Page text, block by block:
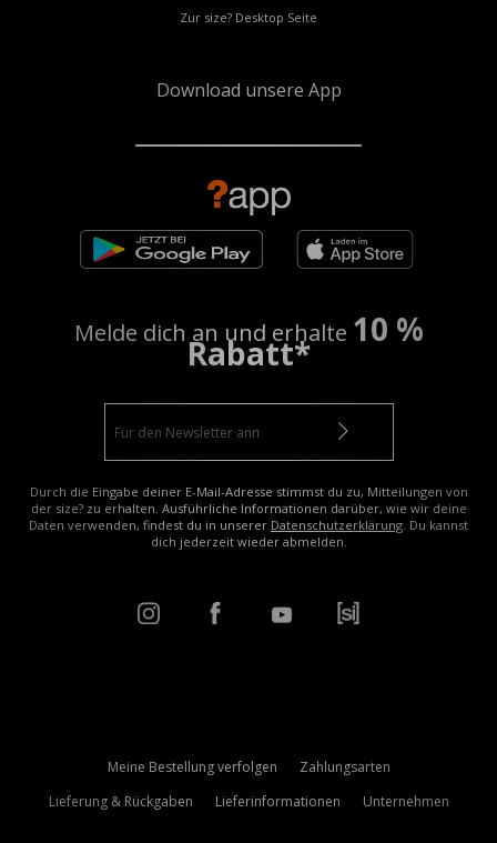
Zur size? Desktop Seite
Download unsere App
Melde dich an und erhalte 10 %
Rabatt*
Durch die Eingabe deiner E-Mail-Adresse stimmst du zu, Mitteilungen von
der size? zu erhalten. Ausführliche Informationen darüber, wie wir deine
Daten verwenden, findest du in unserer Datenschutzerklärung. Du kannst
dich jederzeit wieder abmelden.
Meine Bestellung verfolgen
Zahlungsarten
Lieferung & Rückgaben
Lieferinformationen Unternehmen